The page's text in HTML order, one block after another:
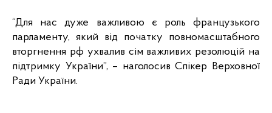
“Для нас дуже важливою є роль французького
парламенту, який від початку повномасштабного
вторгнення рф ухвалив сім важливих резолюцій на
підтримку України”, – наголосив Спікер Верховної
Ради України.